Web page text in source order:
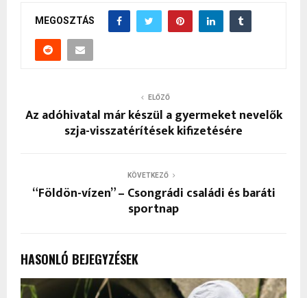
MEGOSZTÁS
ELŐZŐ
Az adóhivatal már készül a gyermeket nevelők
szja-visszatérítések kifizetésére
KÖVETKEZŐ
“Földön-vízen” – Csongrádi családi és baráti
sportnap
HASONLÓ BEJEGYZÉSEK